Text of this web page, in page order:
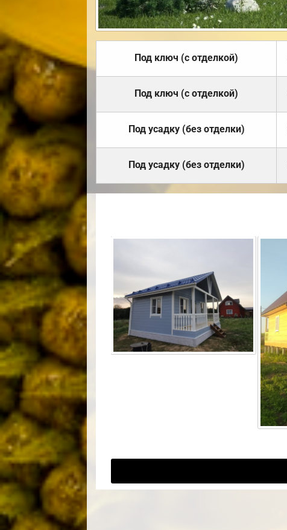
Под ключ (с отделкой)
Под ключ (с отделкой)
Под усадку (без отделки)
Под усадку (без отделки)